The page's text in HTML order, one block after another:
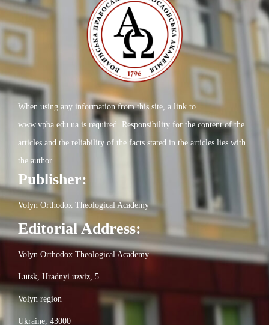
When using any information from this site, a link to
www.vpba.edu.ua is required. Responsibility for the content of the
articles and the reliability of the facts stated in the articles lies with
the author.
Publisher:
Volyn Orthodox Theological Academy
Editorial Address:
Volyn Orthodox Theological Academy
Lutsk, Hradnyi uzviz, 5
Volyn region
Ukraine, 43000